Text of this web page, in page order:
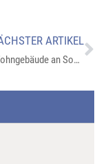
ARTIKEL
Seminar: Wohngebäude an Sommerhitze anpassen